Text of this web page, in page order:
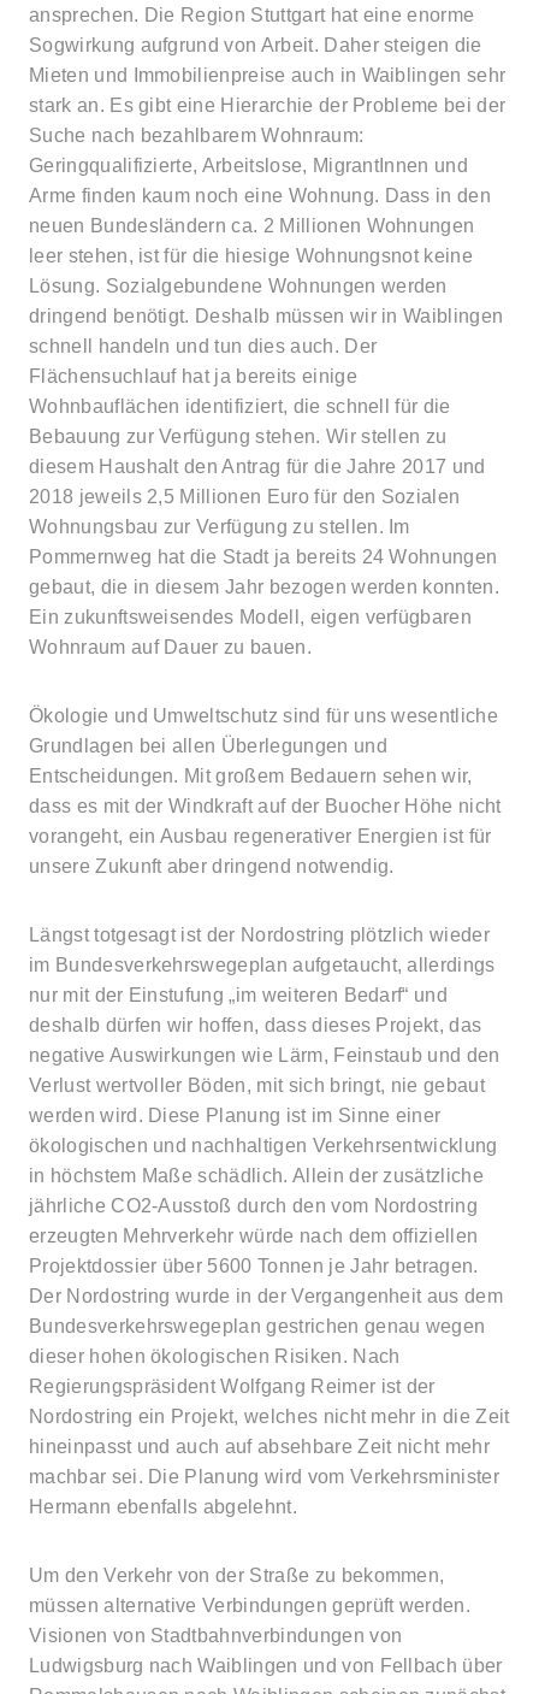
ansprechen. Die Region Stuttgart hat eine enorme
Sogwirkung aufgrund von Arbeit. Daher steigen die
Mieten und Immobilienpreise auch in Waiblingen sehr
stark an. Es gibt eine Hierarchie der Probleme bei der
Suche nach bezahlbarem Wohnraum:
Geringqualifizierte, Arbeitslose, MigrantInnen und
Arme finden kaum noch eine Wohnung. Dass in den
neuen Bundesländern ca. 2 Millionen Wohnungen
leer stehen, ist für die hiesige Wohnungsnot keine
Lösung. Sozialgebundene Wohnungen werden
dringend benötigt. Deshalb müssen wir in Waiblingen
schnell handeln und tun dies auch. Der
Flächensuchlauf hat ja bereits einige
Wohnbauflächen identifiziert, die schnell für die
Bebauung zur Verfügung stehen. Wir stellen zu
diesem Haushalt den Antrag für die Jahre 2017 und
2018 jeweils 2,5 Millionen Euro für den Sozialen
Wohnungsbau zur Verfügung zu stellen. Im
Pommernweg hat die Stadt ja bereits 24 Wohnungen
gebaut, die in diesem Jahr bezogen werden konnten.
Ein zukunftsweisendes Modell, eigen verfügbaren
Wohnraum auf Dauer zu bauen.
Ökologie und Umweltschutz sind für uns wesentliche
Grundlagen bei allen Überlegungen und
Entscheidungen. Mit großem Bedauern sehen wir,
dass es mit der Windkraft auf der Buocher Höhe nicht
vorangeht, ein Ausbau regenerativer Energien ist für
unsere Zukunft aber dringend notwendig.
Längst totgesagt ist der Nordostring plötzlich wieder
im Bundesverkehrswegeplan aufgetaucht, allerdings
nur mit der Einstufung „im weiteren Bedarf“ und
deshalb dürfen wir hoffen, dass dieses Projekt, das
negative Auswirkungen wie Lärm, Feinstaub und den
Verlust wertvoller Böden, mit sich bringt, nie gebaut
werden wird. Diese Planung ist im Sinne einer
ökologischen und nachhaltigen Verkehrsentwicklung
in höchstem Maße schädlich. Allein der zusätzliche
jährliche CO2-Ausstoß durch den vom Nordostring
erzeugten Mehrverkehr würde nach dem offiziellen
Projektdossier über 5600 Tonnen je Jahr betragen.
Der Nordostring wurde in der Vergangenheit aus dem
Bundesverkehrswegeplan gestrichen genau wegen
dieser hohen ökologischen Risiken. Nach
Regierungspräsident Wolfgang Reimer ist der
Nordostring ein Projekt, welches nicht mehr in die Zeit
hineinpasst und auch auf absehbare Zeit nicht mehr
machbar sei. Die Planung wird vom Verkehrsminister
Hermann ebenfalls abgelehnt.
Um den Verkehr von der Straße zu bekommen,
müssen alternative Verbindungen geprüft werden.
Visionen von Stadtbahnverbindungen von
Ludwigsburg nach Waiblingen und von Fellbach über